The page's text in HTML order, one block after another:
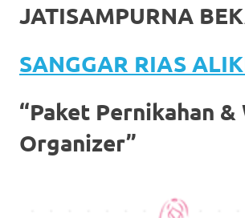
website
To
learn
more
https://
JATISAMPURNA
SANGGAR RIAS
“Paket Pernikahan &
Organizer”